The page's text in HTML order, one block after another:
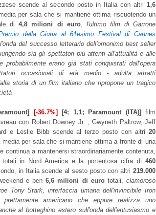
scende al secondo posto in Italia con altri 1,6
per sala che si mantiene ottima riscuotendo un
di4,8 milioni di euro, l'ultimo film di Garrone
della Giuria al 61esimo Festival di Cannes
del successo letterario dell'omonimo best seller
sia gli spettatori più attenti all'attualità e alle
probabilmente erano già stati conquistati dall'opera
occasionali di età medio - adulta attratti
storia di un film italiano che ripropone un tragico
[-36.7%] [4; 1,1; Paramount (ITA)]
film
con Robert Downey Jr. , Gwyneth Paltrow, Jeff
e Leslie Bibb scende al terzo posto con altri 20
media per sala che si mantiene ottima a fronte di una
continua a mantenersi straordinariamente contenuta,
totali in Nord America e la portentosa cifra di460
in Italia scende al sesto posto con altri219.000
e ben6,6 milioni di eurototali,clamoroso
Tony Stark, interfaccia umana dell'invincibile Iron
americano che eppure realizza uno
al botteghino estero sull'onda dell'entusiasmo e